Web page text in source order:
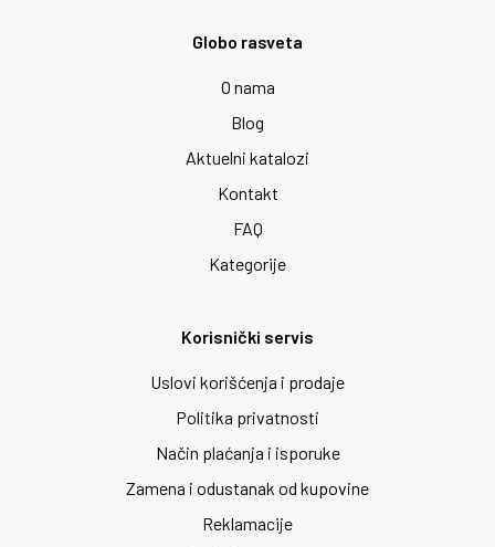
Globo rasveta
O nama
Blog
Aktuelni katalozi
Kontakt
FAQ
Kategorije
Korisnički servis
Uslovi korišćenja i prodaje
Politika privatnosti
Način plaćanja i isporuke
Zamena i odustanak od kupovine
Reklamacije